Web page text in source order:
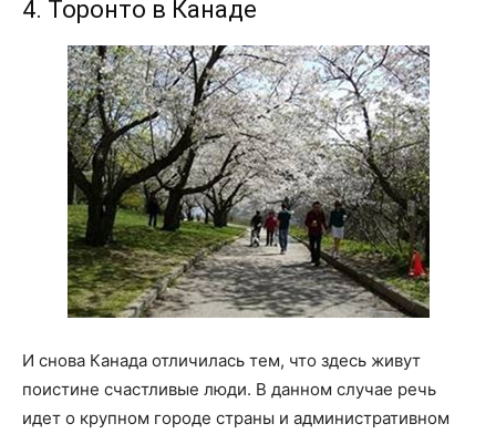
4. Торонто в Канаде
И снова Канада отличилась тем, что здесь живут
поистине счастливые люди. В данном случае речь
идет о крупном городе страны и административном